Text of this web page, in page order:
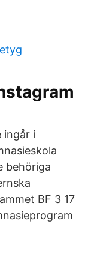
ingår i
behöriga
BF 3 17